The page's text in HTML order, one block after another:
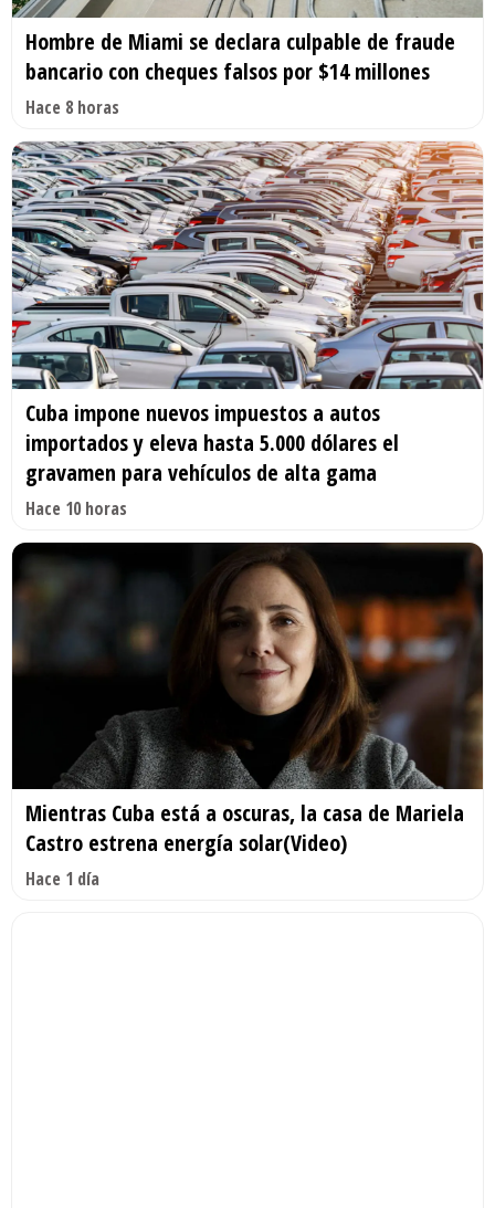
Hombre de Miami se declara culpable de fraude
bancario con cheques falsos por $14 millones
Hace 8 horas
Cuba impone nuevos impuestos a autos
importados y eleva hasta 5.000 dólares el
gravamen para vehículos de alta gama
Hace 10 horas
Mientras Cuba está a oscuras, la casa de Mariela
Castro estrena energía solar(Video)
Hace 1 día